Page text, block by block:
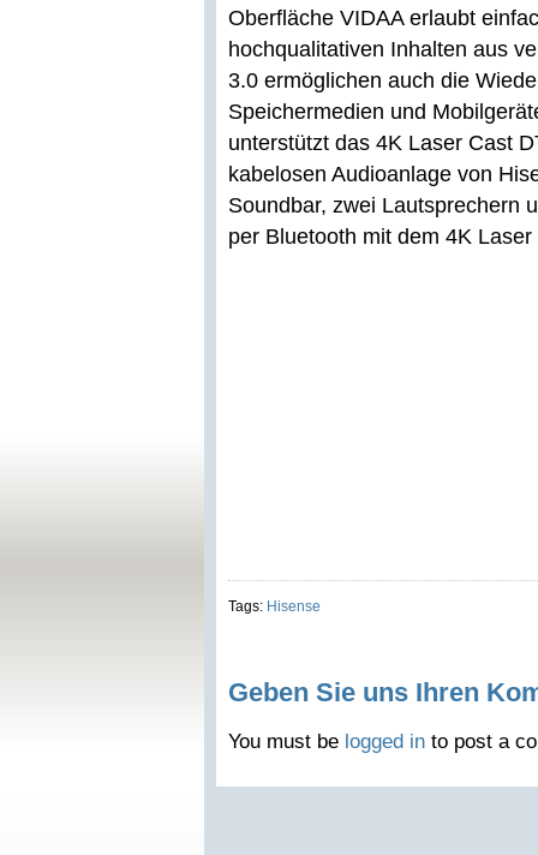
Oberfläche VIDAA erlaubt
hochqualitativen Inhalten aus
3.0 ermöglichen auch die
Speichermedien und
unterstützt das 4K Laser Cast
kabelosen Audioanlage von
Soundbar, zwei Lautsprechern
per Bluetooth mit dem 4K
Tags: Hisense
Geben Sie uns Ihren
You must be logged in to post a